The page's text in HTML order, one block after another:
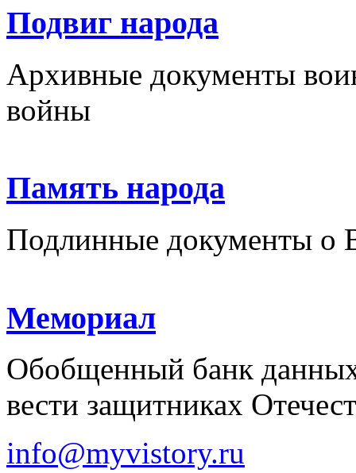
Подвиг народа
Архивные документы
войны
Память народа
Подлинные документы о
Мемориал
Обобщенный банк
вести защитниках
info@myvistory.ru